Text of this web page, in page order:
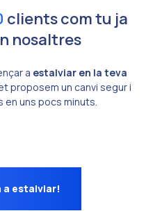
clients com tu ja
nosaltres
a estalviar en la teva
proposem un canvi segur i
uns pocs minuts.
a estalviar!